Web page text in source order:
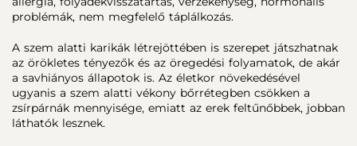
problémák, nem megfelelő táplálkozás.
A szem alatti karikák létrejöttében is szerepet játszhatnak
az örökletes tényezők és az öregedési folyamatok, de akár
a savhiányos állapotok is. Az életkor növekedésével
ugyanis a szem alatti vékony bőrrétegben csökken a
zsírpárnák mennyisége, emiatt az erek feltűnőbbek, jobban
láthatók lesznek.